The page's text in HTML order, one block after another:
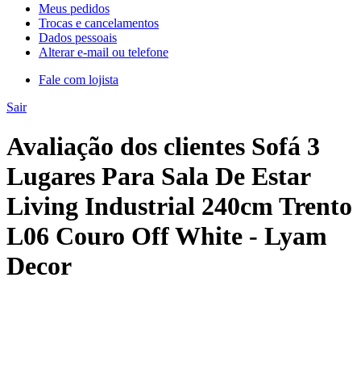
Meus pedidos
Trocas e cancelamentos
Dados pessoais
Alterar e-mail ou telefone
Fale com lojista
Sair
Avaliação dos clientes Sofá 3
Lugares Para Sala De Estar
Living Industrial 240cm Trento
L06 Couro Off White - Lyam
Decor